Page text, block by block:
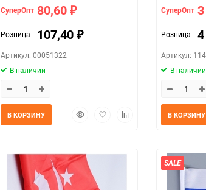
СуперОпт 80,60 ₽
Розница 107,40 ₽
Артикул: 00051322
В наличии
БыстрыйДобавитьДобавить
В КОРЗИНУ
СуперОпт 3
Розница 4
Артикул:
В наличии
В КОРЗИНУ
SALE